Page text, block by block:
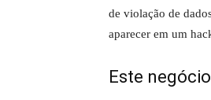
de violação de
aparecer em um
Este